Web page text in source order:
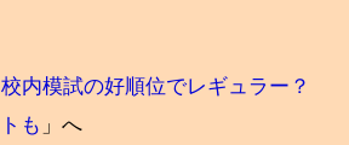
内模試の好順位でレギュラー？
も 」へ